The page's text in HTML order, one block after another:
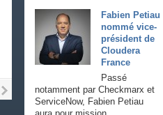
Fabien Petiau
nommé vice-
président de
Cloudera
France
Passé
notamment par Checkmarx et
ServiceNow, Fabien Petiau